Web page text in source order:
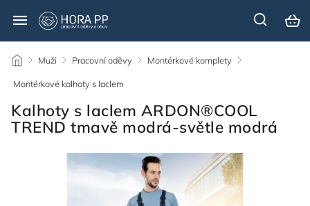
/ Muži / Pracovní oděvy / Montérkové komplety /
Montérkové kalhoty s laclem
Kalhoty s laclem ARDON®COOL
TREND tmavě modrá-světle modrá